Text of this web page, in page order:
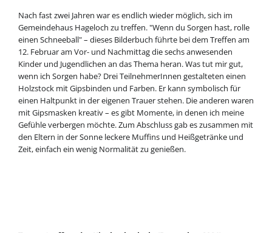
Nach fast zwei Jahren war es endlich wieder möglich, sich im
Gemeindehaus Hageloch zu treffen. "Wenn du Sorgen hast, rolle
einen Schneeball" – dieses Bilderbuch führte bei dem Treffen am
12. Februar am Vor- und Nachmittag die sechs anwesenden
Kinder und Jugendlichen an das Thema heran. Was tut mir gut,
wenn ich Sorgen habe? Drei TeilnehmerInnen gestalteten einen
Holzstock mit Gipsbinden und Farben. Er kann symbolisch für
einen Haltpunkt in der eigenen Trauer stehen. Die anderen waren
mit Gipsmasken kreativ – es gibt Momente, in denen ich meine
Gefühle verbergen möchte. Zum Abschluss gab es zusammen mit
den Eltern in der Sonne leckere Muffins und Heißgetränke und
Zeit, einfach ein wenig Normalität zu genießen.